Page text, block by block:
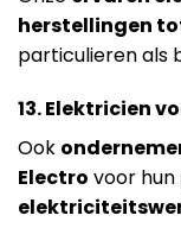
herstellingen
particulieren als
13. Elektricien
Ook
Electro voor hun